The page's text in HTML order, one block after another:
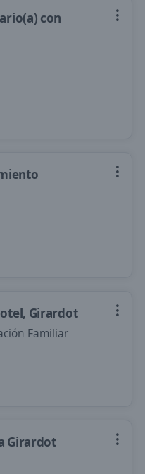
con
Girardot
Familiar
Girardot